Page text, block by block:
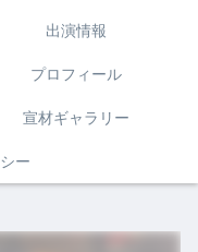
出演情報
プロフィール
宣材ギャラリー
ー